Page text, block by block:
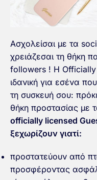
Ασχολείσαι με τα
χρειάζεσαι τη θήκη
followers ! Η Officially
ιδανική για εσένα
τη συσκευή σου:
θήκη προστασίας με
officially licensed
ξεχωρίζουν γιατί:
προστατεύουν από
προσφέροντας